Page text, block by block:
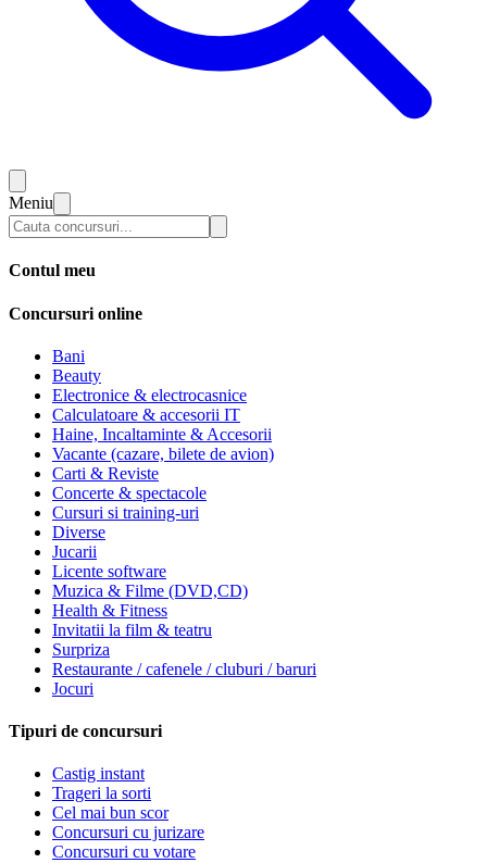
Meniu
Contul meu
Concursuri online
Bani
Beauty
Electronice & electrocasnice
Calculatoare & accesorii IT
Haine, Incaltaminte & Accesorii
Vacante (cazare, bilete de avion)
Carti & Reviste
Concerte & spectacole
Cursuri si training-uri
Diverse
Jucarii
Licente software
Muzica & Filme (DVD,CD)
Health & Fitness
Invitatii la film & teatru
Surpriza
Restaurante / cafenele / cluburi / baruri
Jocuri
Tipuri de concursuri
Castig instant
Trageri la sorti
Cel mai bun scor
Concursuri cu jurizare
Concursuri cu votare